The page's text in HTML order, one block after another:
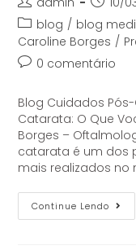
blog / blog
Caroline Borges /
0 comentário
Blog Cuidados
Catarata: O Que
Borges –
catarata é um dos
mais realizados no
Continue Lendo